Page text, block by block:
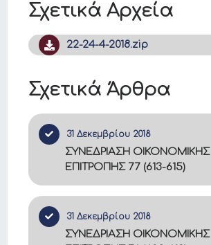
Σχετικά Αρχεία
22-24-4-2018.zip
Σχετικά Άρθρα
31 Δεκεμβρίου 2018
ΣΥΝΕΔΡΙΑΣΗ ΟΙΚΟΝΟΜΙΚΗΣ
ΕΠΙΤΡΟΠΗΣ 77 (613-615)
31 Δεκεμβρίου 2018
ΣΥΝΕΔΡΙΑΣΗ ΟΙΚΟΝΟΜΙΚΗΣ